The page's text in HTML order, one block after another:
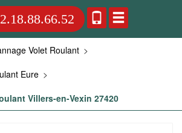
Volet Roulant >
Eure >
Villers-en-Vexin 27420